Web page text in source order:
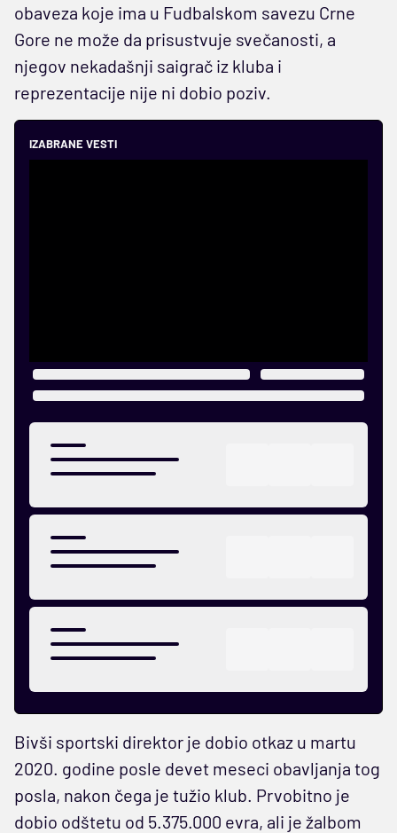
obaveza koje ima u Fudbalskom savezu Crne
Gore ne može da prisustvuje svečanosti, a
njegov nekadašnji saigrač iz kluba i
reprezentacije nije ni dobio poziv.
IZABRANE VESTI
Bivši sportski direktor je dobio otkaz u martu
2020. godine posle devet meseci obavljanja tog
posla, nakon čega je tužio klub. Prvobitno je
dobio odštetu od 5.375.000 evra, ali je žalbom